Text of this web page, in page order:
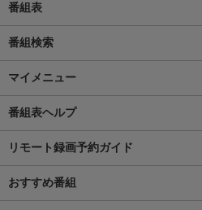
番組表
番組検索
マイメニュー
番組表ヘルプ
リモート録画予約ガイド
おすすめ番組